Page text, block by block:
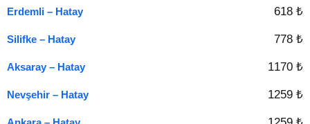
Erdemli – Hatay 618 ₺
Silifke – Hatay 778 ₺
Aksaray – Hatay 1170 ₺
Nevşehir – Hatay 1259 ₺